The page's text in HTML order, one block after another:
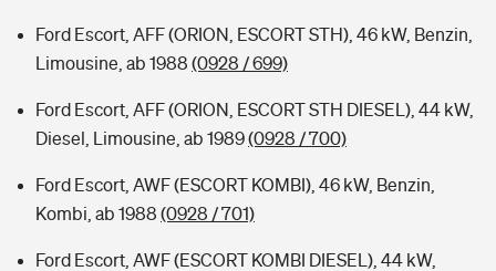
Ford Escort, AFF (ORION, ESCORT STH), 46 kW, Benzin,
Limousine, ab 1988 (0928 / 699)
Ford Escort, AFF (ORION, ESCORT STH DIESEL), 44 kW,
Diesel, Limousine, ab 1989(0928 / 700)
Ford Escort, AWF (ESCORT KOMBI), 46 kW, Benzin,
Kombi, ab 1988 (0928 / 701)
Ford Escort, AWF (ESCORT KOMBI DIESEL), 44 kW,